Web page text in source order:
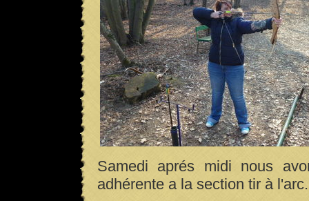
Samedi aprés midi nous
adhérente a la section tir à l'arc.